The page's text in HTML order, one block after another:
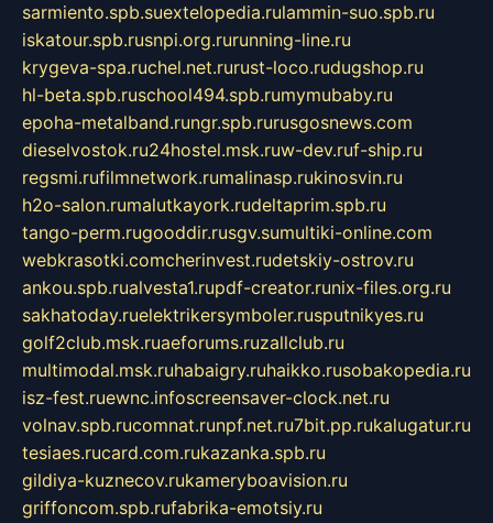
sarmiento.spb.suextelopedia.rulammin-suo.spb.ru
iskatour.spb.rusnpi.org.rurunning-line.ru
krygeva-spa.ruchel.net.rurust-loco.rudugshop.ru
hl-beta.spb.ruschool494.spb.rumymubaby.ru
epoha-metalband.rungr.spb.rurusgosnews.com
dieselvostok.ru24hostel.msk.ruw-dev.ruf-ship.ru
regsmi.rufilmnetwork.rumalinasp.rukinosvin.ru
h2o-salon.rumalutkayork.rudeltaprim.spb.ru
tango-perm.rugooddir.rusgv.sumultiki-online.com
webkrasotki.comcherinvest.rudetskiy-ostrov.ru
ankou.spb.rualvesta1.rupdf-creator.runix-files.org.ru
sakhatoday.ruelektrikersymboler.rusputnikyes.ru
golf2club.msk.ruaeforums.ruzallclub.ru
multimodal.msk.ruhabaigry.ruhaikko.rusobakopedia.ru
isz-fest.ruewnc.infoscreensaver-clock.net.ru
volnav.spb.rucomnat.runpf.net.ru7bit.pp.rukalugatur.ru
tesiaes.rucard.com.rukazanka.spb.ru
gildiya-kuznecov.rukameryboavision.ru
griffoncom.spb.rufabrika-emotsiy.ru